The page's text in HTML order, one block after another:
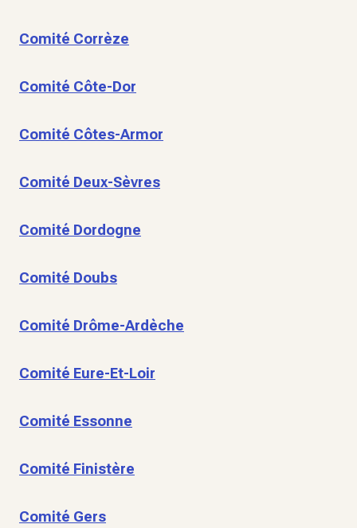
Comité Corrèze
Comité Côte-Dor
Comité Côtes-Armor
Comité Deux-Sèvres
Comité Dordogne
Comité Doubs
Comité Drôme-Ardèche
Comité Eure-Et-Loir
Comité Essonne
Comité Finistère
Comité Gers